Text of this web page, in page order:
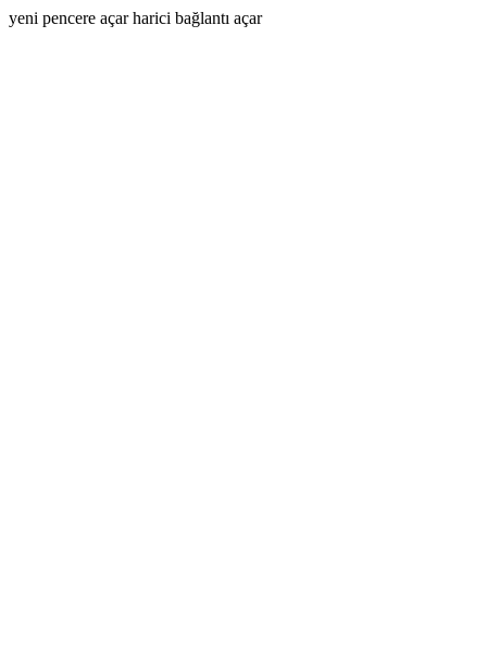
yeni pencere açarharici bağlantı açar